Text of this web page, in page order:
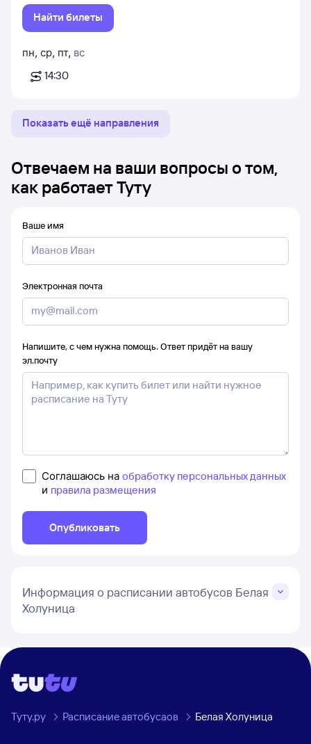
Найти билеты
пн, ср, пт, вс
14:30
Показать ещё направления
Отвечаем на ваши вопросы о том,
как работает Туту
Ваше имя
Электронная почта
Напишите, с чем нужна помощь. Ответ придёт на вашу
эл.почту
Соглашаюсь на обработку персональных данных
и правила размещения
Опубликовать
Информация о расписании автобусов Белая
Холуница
Туту.ру Расписание автобусаов Белая Холуница